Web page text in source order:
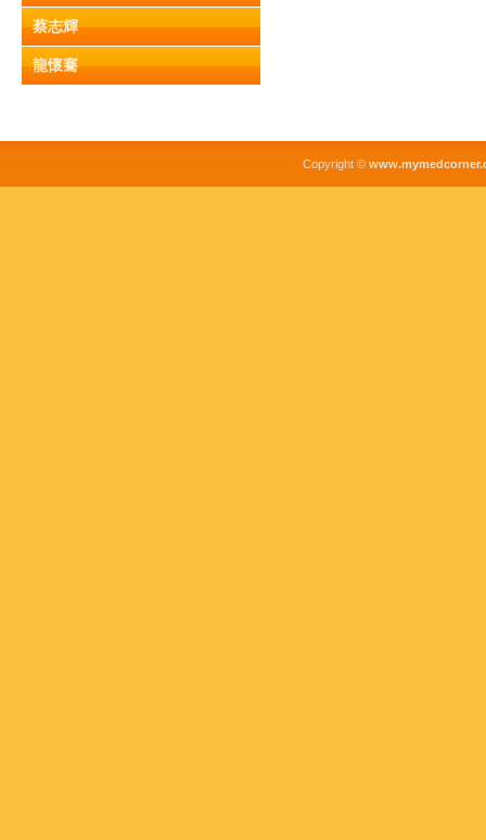
蔡志輝
龍懷騫
Copyright ©